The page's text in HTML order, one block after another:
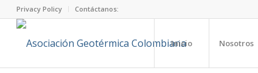
Privacy Policy Contáctanos:
Inicio Nosotros